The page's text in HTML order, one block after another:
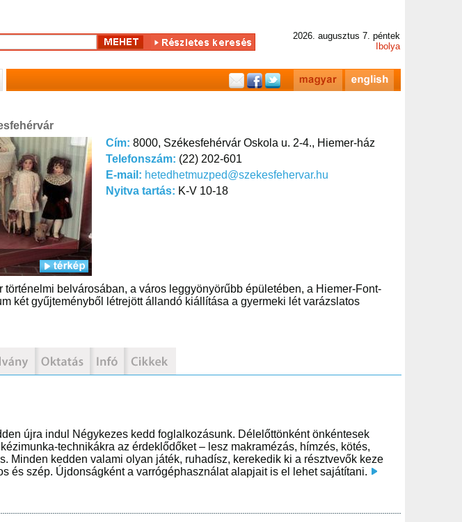
2026. augusztus 7. péntek
Ibolya
Cím: 8000, Székesfehérvár Oskola u. 2-4., Hiemer-ház
Telefonszám: (22) 202-601
E-mail: hetedhetmuzped@szekesfehervar.hu
Nyitva tartás: K-V 10-18
belvárosában, a város leggyönyörűbb épületében, a Hiemer-Font-
két gyűjteményből létrejött állandó kiállítása a gyermeki lét varázslatos
újra indul Négykezes kedd foglalkozásunk. Délelőttönként önkéntesek
technikákra az érdeklődőket – lesz makramézás, hímzés, kötés,
Minden kedden valami olyan játék, ruhadísz, kerekedik ki a résztvevők keze
és szép. Újdonságként a varrógéphasználat alapjait is el lehet sajátítani.